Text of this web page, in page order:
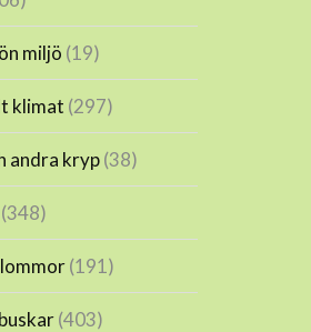
miljö (19)
klimat (297)
andra kryp(38)
(191)
(403)